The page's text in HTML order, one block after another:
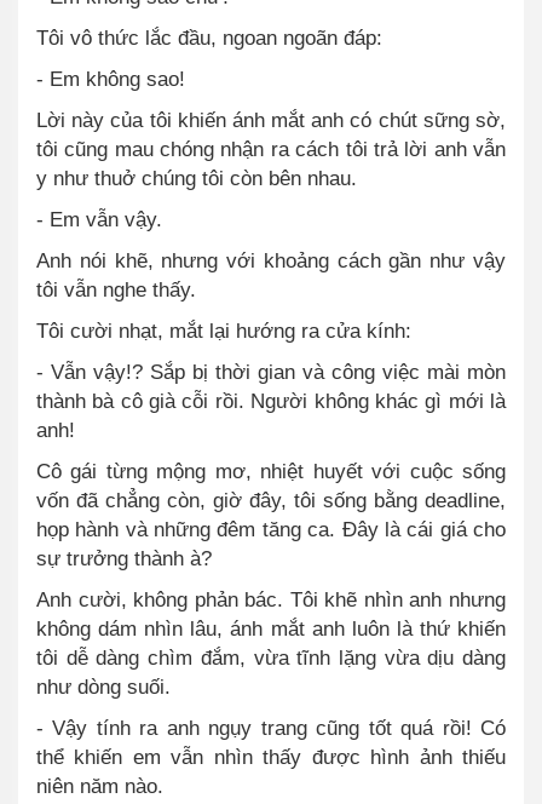
Tôi vô thức lắc đầu, ngoan ngoãn đáp:
- Em không sao!
Lời này của tôi khiến ánh mắt anh có chút sững sờ,
tôi cũng mau chóng nhận ra cách tôi trả lời anh vẫn
y như thuở chúng tôi còn bên nhau.
- Em vẫn vậy.
Anh nói khẽ, nhưng với khoảng cách gần như vậy
tôi vẫn nghe thấy.
Tôi cười nhạt, mắt lại hướng ra cửa kính:
- Vẫn vậy!? Sắp bị thời gian và công việc mài mòn
thành bà cô già cỗi rồi. Người không khác gì mới là
anh!
Cô gái từng mộng mơ, nhiệt huyết với cuộc sống
vốn đã chẳng còn, giờ đây, tôi sống bằng deadline,
họp hành và những đêm tăng ca. Đây là cái giá cho
sự trưởng thành à?
Anh cười, không phản bác. Tôi khẽ nhìn anh nhưng
không dám nhìn lâu, ánh mắt anh luôn là thứ khiến
tôi dễ dàng chìm đắm, vừa tĩnh lặng vừa dịu dàng
như dòng suối.
- Vậy tính ra anh ngụy trang cũng tốt quá rồi! Có
thể khiến em vẫn nhìn thấy được hình ảnh thiếu
niên năm nào.